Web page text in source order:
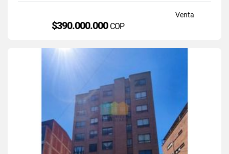
Venta
$390.000.000 COP